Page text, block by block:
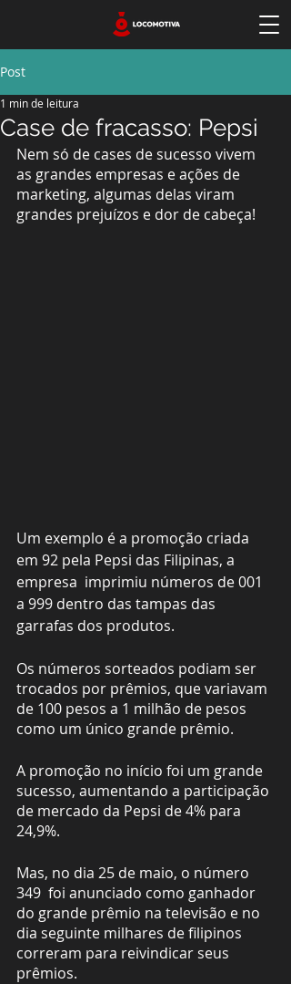
Post
Case de fracasso: Pepsi
1 min de leitura
Nem só de cases de sucesso vivem
as grandes empresas e ações de
marketing, algumas delas viram
grandes prejuízos e dor de cabeça!
Um exemplo é a promoção criada
em 92 pela Pepsi das Filipinas, a
empresa  imprimiu números de 001
a 999 dentro das tampas das
garrafas dos produtos.
Os números sorteados podiam ser
trocados por prêmios, que variavam
de 100 pesos a 1 milhão de pesos
como um único grande prêmio.
A promoção no início foi um grande
sucesso, aumentando a participação
de mercado da Pepsi de 4% para
24,9%.
Mas, no dia 25 de maio, o número
349  foi anunciado como ganhador
do grande prêmio na televisão e no
dia seguinte milhares de filipinos
correram para reivindicar seus
prêmios.